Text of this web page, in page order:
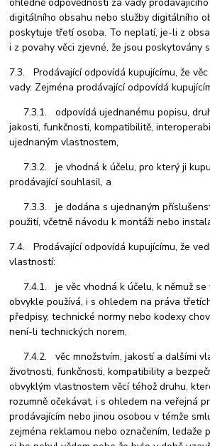
ohledně odpovědnosti za vady
digitálního obsahu nebo služby digitálního
poskytuje třetí osoba. To neplatí, je-li z
i z povahy věci zjevné, že jsou poskytovány
7.3. Prodávající odpovídá kupujícímu, že
vady. Zejména prodávající odpovídá
7.3.1. odpovídá ujednanému popisu,
jakosti, funkčnosti, kompatibilitě,
ujednaným vlastnostem,
7.3.2. je vhodná k účelu, pro který ji
prodávající souhlasil, a
7.3.3. je dodána s ujednaným
použití, včetně návodu k montáži nebo
7.4. Prodávající odpovídá kupujícímu, že
vlastností:
7.4.1. je věc vhodná k účelu, k němuž se
obvykle používá, i s ohledem na práva
předpisy, technické normy nebo kodexy
není-li technických norem,
7.4.2. věc množstvím, jakostí a dalšími
životnosti, funkčnosti, kompatibility a
obvyklým vlastnostem věcí téhož druhu,
rozumně očekávat, i s ohledem na veřejná
prodávajícím nebo jinou osobou v témže
zejména reklamou nebo označením, ledaže